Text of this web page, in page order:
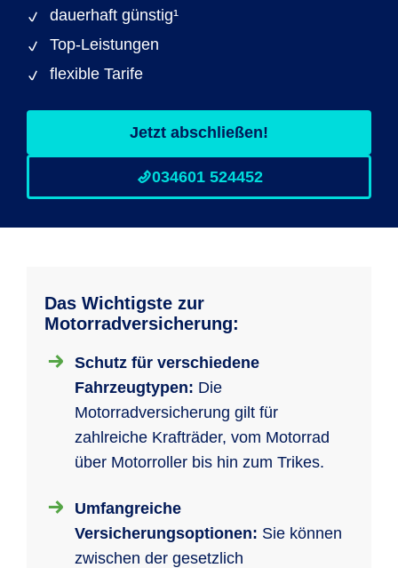
dauerhaft günstig¹
Top-Leistungen
flexible Tarife
Jetzt abschließen!
034601 524452
Das Wichtigste zur
Motorradversicherung:
Schutz für verschiedene
Fahrzeugtypen: Die
Motorradversicherung gilt für
zahlreiche Krafträder, vom Motorrad
über Motorroller bis hin zum Trikes.
Umfangreiche
Versicherungsoptionen: Sie können
zwischen der gesetzlich